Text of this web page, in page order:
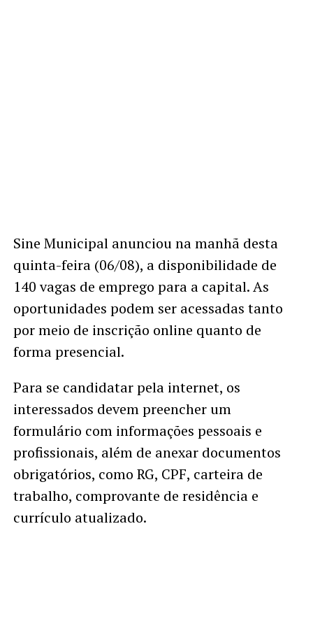
Sine Municipal anunciou na manhã desta
quinta-feira (06/08), a disponibilidade de
140 vagas de emprego para a capital. As
oportunidades podem ser acessadas tanto
por meio de inscrição online quanto de
forma presencial.
Para se candidatar pela internet, os
interessados devem preencher um
formulário com informações pessoais e
profissionais, além de anexar documentos
obrigatórios, como RG, CPF, carteira de
trabalho, comprovante de residência e
currículo atualizado.